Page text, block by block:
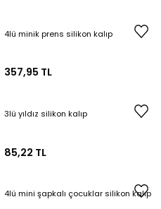
4lü minik prens silikon kalıp
357,95 TL
3lü yıldız silikon kalıp
85,22 TL
4lü mini şapkalı çocuklar silikon kalıp